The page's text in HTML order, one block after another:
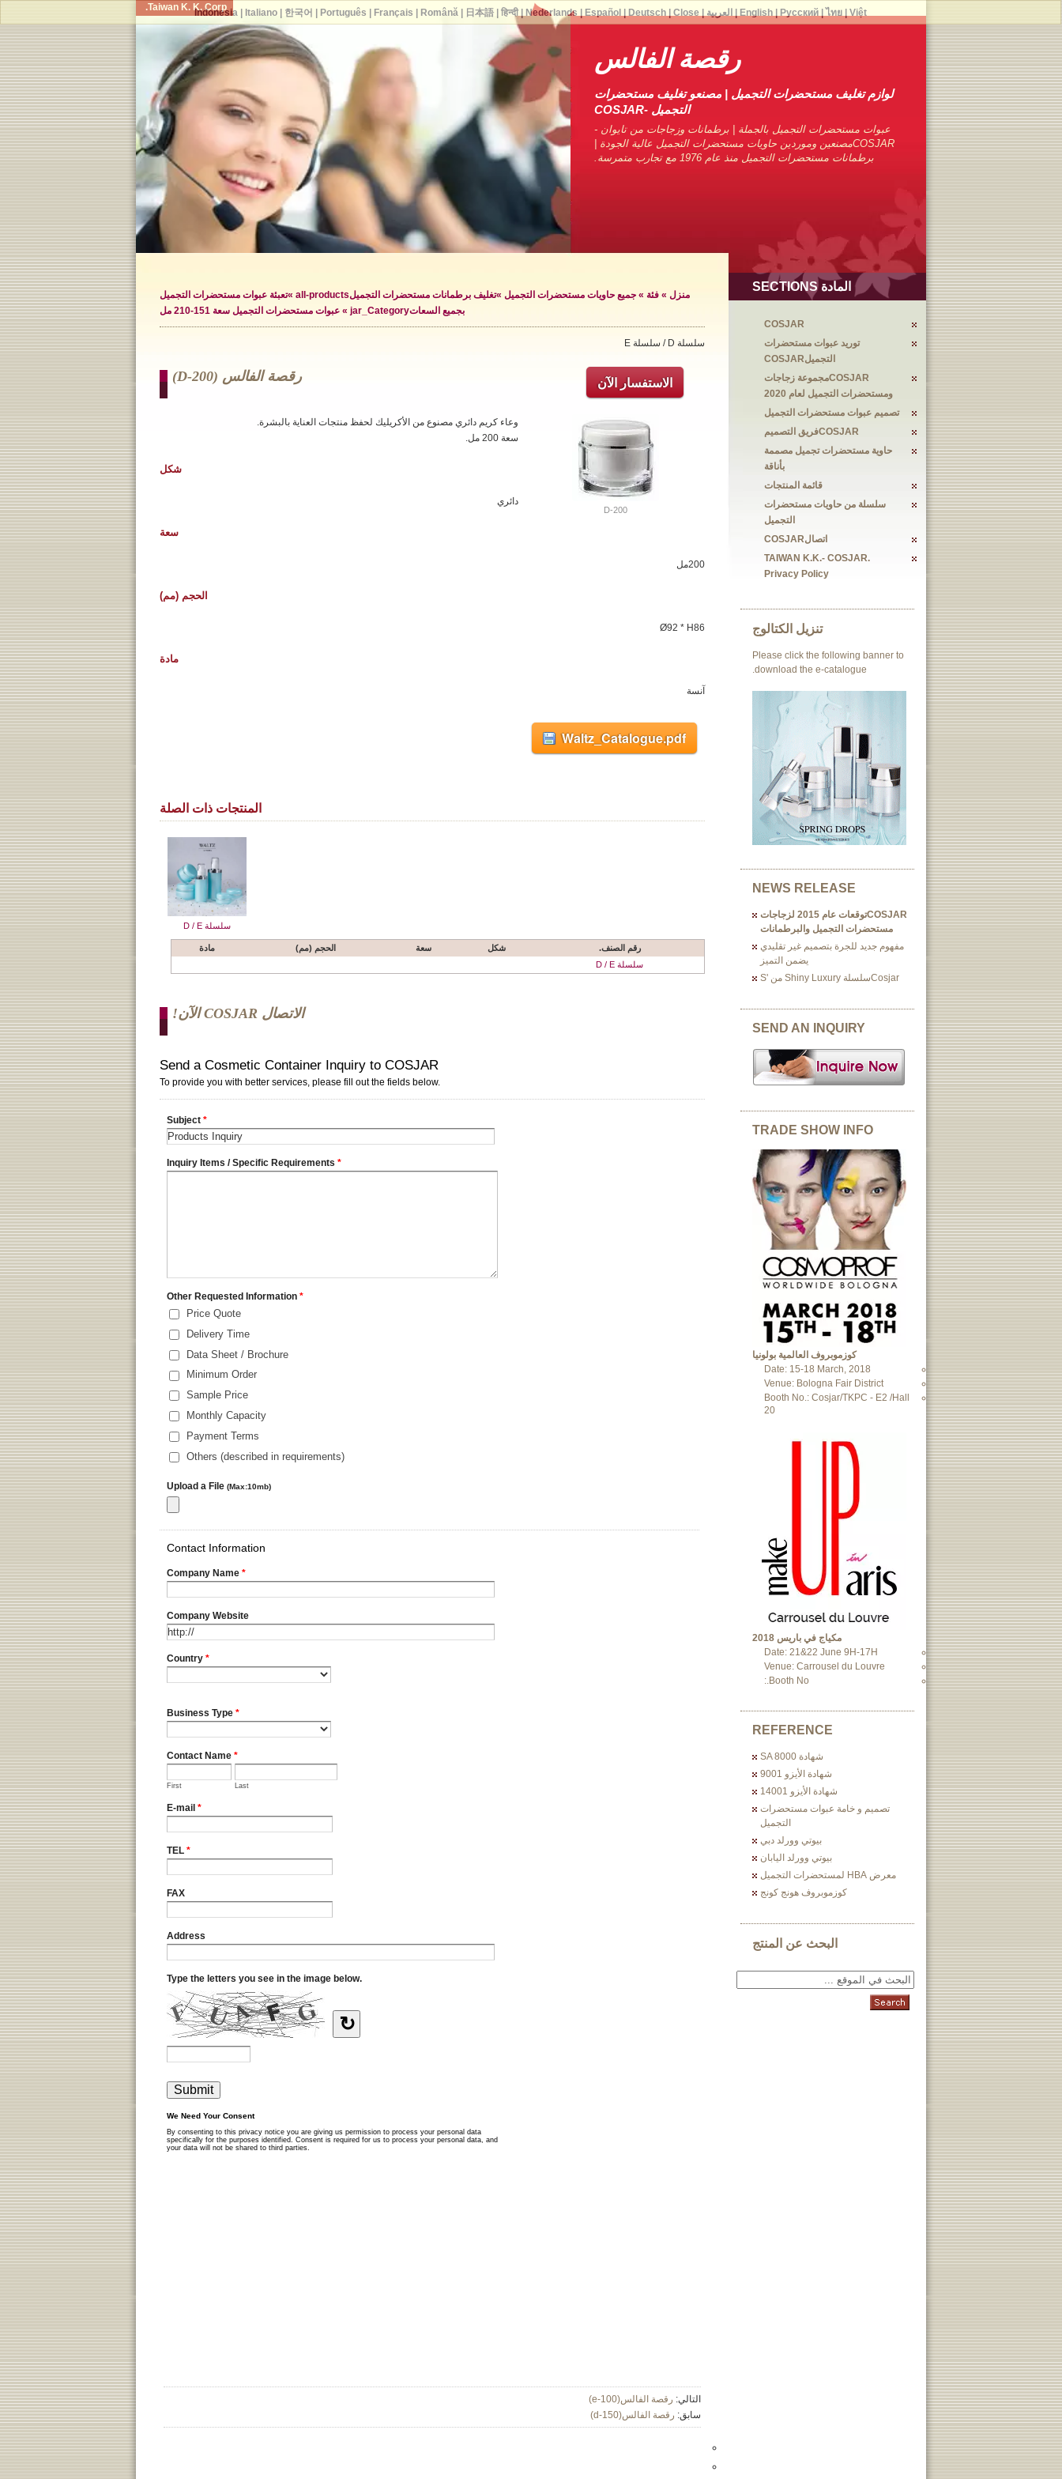
Taiwan K. K. Corp.
رقصة الفالس
لوازم تغليف مستحضرات التجميل | مصنعو تغليف مستحضرات
التجميل -COSJAR
عبوات مستحضرات التجميل بالجملة | برطمانات وزجاجات من تايوان -
COSJARمصنعين وموردين حاويات مستحضرات التجميل عالية الجودة |
برطمانات مستحضرات التجميل منذ عام 1976 مع تجارب متمرسة.
منزل » فئة » جميع حاويات مستحضرات التجميل »تغليف برطمانات مستحضرات التجميلall-products »
تعبئة عبوات مستحضرات التجميل
بجميع السعاتjar_Category » عبوات مستحضرات التجميل سعة 151-210 مل
سلسلة D / سلسلة E
الاستفسار الآن رقصة الفالس (d-200)
D-200
وعاء كريم دائري مصنوع من الأكريليك لحفظ منتجات العناية بالبشرة.
سعة 200 مل.
شكل
دائري
سعة
200مل
الحجم (مم)
Ø92 * H86
مادة
آنسة
Waltz_Catalogue.pdf
المنتجات ذات الصلة
سلسلة D / E
رقم الصنف. شكل سعة الحجم (مم)
مادة
سلسلة D / E
الاتصال COSJAR الآن!
التالي: رقصة الفالس(e-100)
سابق: رقصة الفالس(d-150)
المادة SECTIONS
COSJAR
توريد عبوات مستحضرات
التجميلCOSJAR
COSJARمجموعة زجاجات
ومستحضرات التجميل لعام 2020
تصميم عبوات مستحضرات التجميل
COSJARفريق التصميم
حاوية مستحضرات تجميل مصممة
بأناقة
قائمة المنتجات
سلسلة من حاويات مستحضرات
التجميل
اتصالCOSJAR
TAIWAN K.K.- COSJAR.
Privacy Policy
تنزيل الكتالوج
Please click the following banner to
download the e-catalogue.
NEWS RELEASE
COSJARتوقعات عام 2015 لزجاجات
مستحضرات التجميل والبرطمانات
مفهوم جديد للجرة بتصميم غير تقليدي
يضمن التميز
Cosjarسلسلة Shiny Luxury من 's
SEND AN INQUIRY
TRADE SHOW INFO
كوزموبروف العالمية بولونيا
Date: 15-18 March, 2018
Venue: Bologna Fair District
Booth No.: Cosjar/TKPC - E2 /Hall
20
مكياج في باريس 2018
Date: 21&22 June 9H-17H
Venue: Carrousel du Louvre
Booth No.:
REFERENCE
شهادة SA 8000
شهادة الأيزو 9001
شهادة الأيزو 14001
تصميم و خامة عبوات مستحضرات
التجميل
بيوتي وورلد دبي
بيوتي وورلد اليابان
معرض HBA لمستحضرات التجميل
كوزموبروف هونج كونج
البحث عن المنتج
English| Русский| ไทย| Việt العربية Indonesia| Italiano| 한국어 Português Français Română| 日本語| हिन्दी| Nederlands Español Deutsch| Close